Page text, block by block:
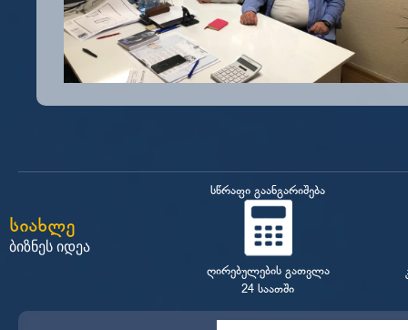
სიახლე
ბიზნეს იდეა
სწრაფი გაანგარიშება
ღირებულების გათვლა
24 საათში